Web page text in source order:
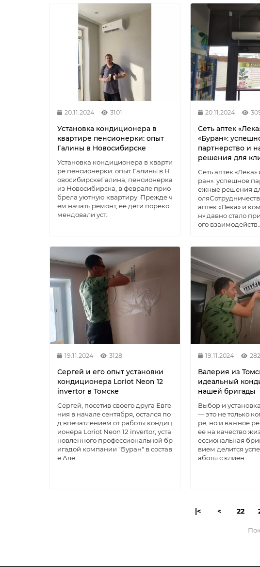
20.11.2024 3101
Установка кондиционера в
квартире пенсионерки: опыт
Галины в Новосибирске
Установка кондиционера в кварти
ре пенсионерки: опыт Галины в Н
овосибирскеГалина, пенсионерка
из Новосибирска, в феврале прио
брела уютную квартиру. Прежде ч
ем начать ремонт, ее дети пореко
мендовали уст..
20.11.2024
Сеть аптек
«Буран»:
партнерство и
решения для
Сеть аптек
ран»: успешное
ежные решения
аптек «Лека» и
н» давно стало
ого взаимодейств..
19.11.2024 3128
Сергей и его опыт установки
кондиционера Loriot Neon 12
invertor в Томске
Сергей, посетив своего друга Евге
ния в начале сентября, остался по
д впечатлением от работы кондиц
ионера Loriot Neon 12 invertor, уста
новленного профессиональной бр
игадой компании "Буран" в состав
е Але..
19.11.2024
Валерия из
идеальный
нашей бригады
Выбор и
— это не только
ре, но и важное
ее на качество
ессиональная
вием делится
аботы с клиен..
|< < 22